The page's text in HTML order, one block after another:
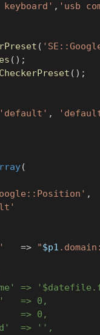
keyboard' , 'usb
(
( ) ;
( ) ;
'default' ,
(
,
=> "$p1 .domain:
=>
=> 0,
=> 0,
=> '',